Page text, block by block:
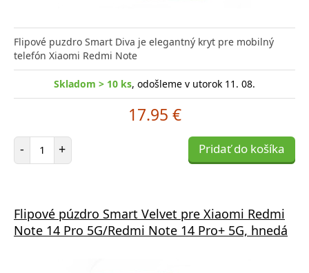
Flipové puzdro Smart Diva je elegantný kryt pre mobilný
telefón Xiaomi Redmi Note
Skladom > 10 ks, odošleme v utorok 11. 08.
17.95 €
- Počet položiek
+ Pridať do košíka
Flipové púzdro Smart Velvet pre Xiaomi Redmi
Note 14 Pro 5G/Redmi Note 14 Pro+ 5G, hnedá